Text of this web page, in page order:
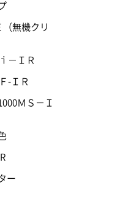
無機クリ
－ＩＲ
-ＩＲ
ＭＳ－Ｉ
ー